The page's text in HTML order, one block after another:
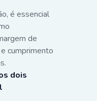
é essencial
de
cumprimento
dois